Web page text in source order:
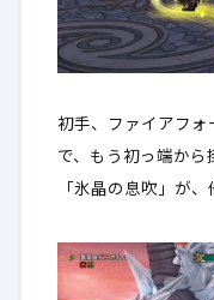
初手、ファイアフ
で、もう初っ端か
「氷晶の息吹」が、